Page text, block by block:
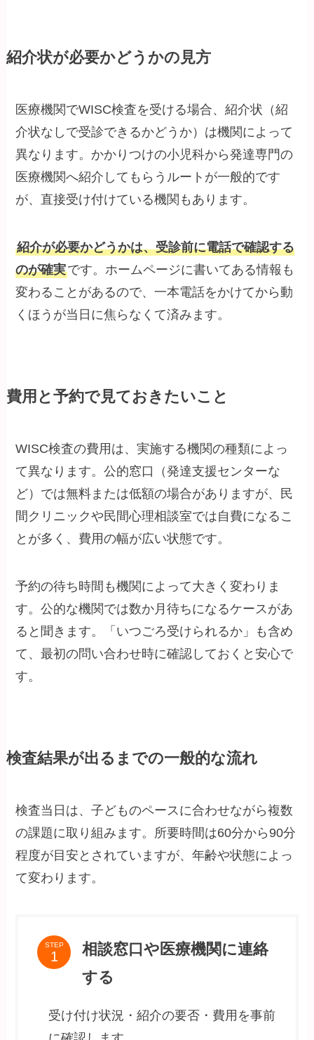
紹介状が必要かどうかの見方
医療機関でWISC検査を受ける場合、紹介状（紹
介状なしで受診できるかどうか）は機関によって
異なります。かかりつけの小児科から発達専門の
医療機関へ紹介してもらうルートが一般的です
が、直接受け付けている機関もあります。
紹介が必要かどうかは、受診前に電話で確認する
のが確実です。ホームページに書いてある情報も
変わることがあるので、一本電話をかけてから動
くほうが当日に焦らなくて済みます。
費用と予約で見ておきたいこと
WISC検査の費用は、実施する機関の種類によっ
て異なります。公的窓口（発達支援センターな
ど）では無料または低額の場合がありますが、民
間クリニックや民間心理相談室では自費になるこ
とが多く、費用の幅が広い状態です。
予約の待ち時間も機関によって大きく変わりま
す。公的な機関では数か月待ちになるケースがあ
ると聞きます。「いつごろ受けられるか」も含め
て、最初の問い合わせ時に確認しておくと安心で
す。
検査結果が出るまでの一般的な流れ
検査当日は、子どものペースに合わせながら複数
の課題に取り組みます。所要時間は60分から90分
程度が目安とされていますが、年齢や状態によっ
て変わります。
STEP
相談窓口や医療機関に連絡
する
受け付け状況・紹介の要否・費用を事前